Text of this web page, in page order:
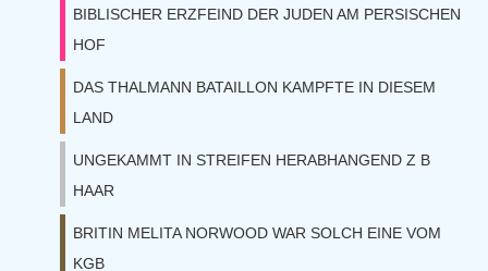
BIBLISCHER ERZFEIND DER JUDEN AM PERSISCHEN
HOF
DAS THALMANN BATAILLON KAMPFTE IN DIESEM
LAND
UNGEKAMMT IN STREIFEN HERABHANGEND Z B
HAAR
BRITIN MELITA NORWOOD WAR SOLCH EINE VOM
KGB